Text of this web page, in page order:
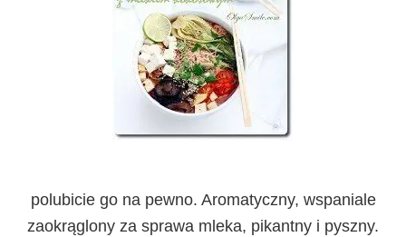
polubicie go na pewno. Aromatyczny, wspaniale
zaokrąglony za sprawa mleka, pikantny i pyszny.